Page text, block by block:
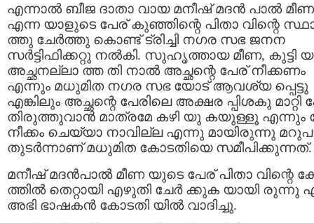
എന്നാൽ ബീജ ദാതാ വായ മനീഷ് മദൻ പാൽ മീണ
എന്ന യാളുടെ പേര് കുഞ്ഞിന്റെ പിതാ വിന്റെ
ത്തു ചേര്‍ത്തു കൊണ്ട് ട്രിച്ചി നഗര സഭ ജനന
സര്‍ട്ടിഫിക്കറ്റു നല്‍കി. സുഹൃത്തായ മീണ, കുട്ടി
അച്ഛനല്ലാ ത്ത തി നാല്‍ അച്ഛന്റെ പേര് നീക്കണം
എന്നും മധുമിത നഗര സഭ യോട് ആവശ്യ പ്പെട്ടു
എങ്കിലും അച്ഛന്റെ പേരിലെ അക്ഷര പ്പിശകു മാറ്റി
തിരുത്തുവാന്‍ മാത്രമേ കഴി യു കയുള്ളൂ എന്നും
നീക്കം ചെയ്യാ നാവില്ല എന്നു മായിരുന്നു
തുടര്‍ന്നാണ് മധുമിത കോടതിയെ സമീപിക്കുന്നത്.
മനീഷ് മദൻപാൽ മീണ യുടെ പേര് പിതാ വിന്റെ
ത്തിൽ തെറ്റായി എഴുതി ചേർ ക്കുക യായി രുന്നു
അഭി ഭാഷകൻ കോടതി യിൽ വാദിച്ചു.